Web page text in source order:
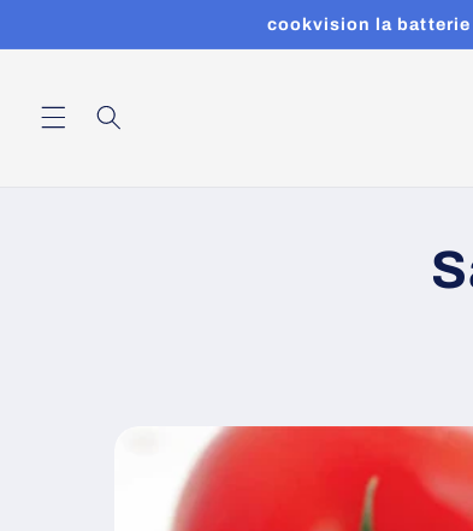
au
cookvision la batterie